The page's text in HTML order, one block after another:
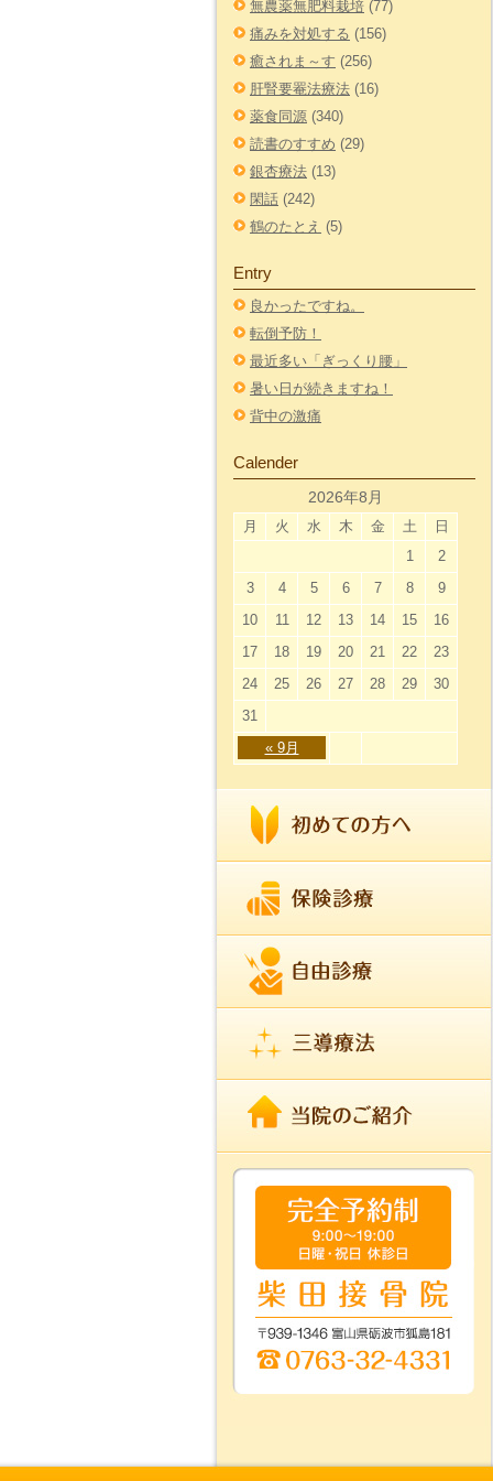
無農薬無肥料栽培 (77)
痛みを対処する (156)
癒されま～す (256)
肝腎要罨法療法 (16)
薬食同源 (340)
読書のすすめ (29)
銀杏療法 (13)
閑話 (242)
鶴のたとえ (5)
Entry
良かったですね。
転倒予防！
最近多い「ぎっくり腰」
暑い日が続きますね！
背中の激痛
Calender
2026年8月
月 火 水 木 金 土 日
« 9月
1
2
3
4 5 6 7 8
9
10
11 12 13 14 15
16
17
18 19 20 21 22
23
24
25 26 27 28 29
30
31